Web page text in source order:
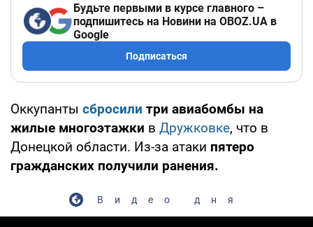
Будьте первыми в курсе главного –
подпишитесь на Новини на OBOZ.UA в
Google
Подписаться
Оккупанты сбросили три авиабомбы на
жилые многоэтажки в Дружковке, что в
Донецкой области. Из-за атаки пятеро
гражданских получили ранения.
Видео дня